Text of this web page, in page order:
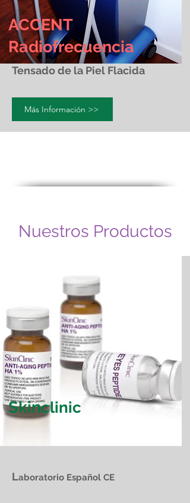
ACCENT
Radiofrecuencia
Tensado de la Piel Flacida
Más Información >>
Nuestros Productos
Skinclinic
Laboratorio Español CE